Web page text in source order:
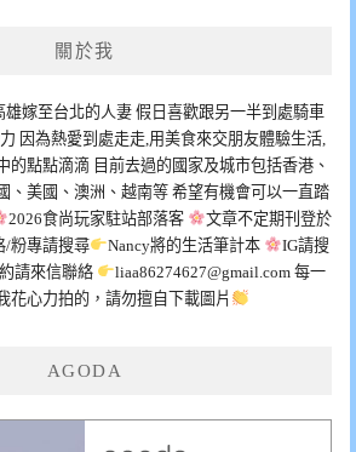
關於我
雄嫁至台北的人妻 假日喜歡跟另一半到處騎車
因為熱愛到處走走,用美食來交朋友體驗生活,
的點點滴滴 目前去過的國家及城市包括香港、
、美國、澳洲、越南等 希望有機會可以一直踏
2026食尚玩家駐站部落客
文章不定期刊登於
/粉專請搜尋
Nancy將的生活筆計本
IG請搜
請來信聯絡 liaa86274627@gmail.com每一
花心力拍的，請勿擅自下載圖片
AGODA